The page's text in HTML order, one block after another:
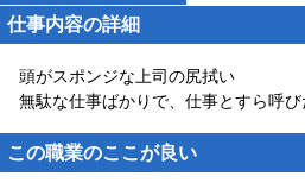
仕事内容の詳細
頭がスポンジな上司の尻拭い
無駄な仕事ばかりで、仕事とすら呼び
この職業のここが良い